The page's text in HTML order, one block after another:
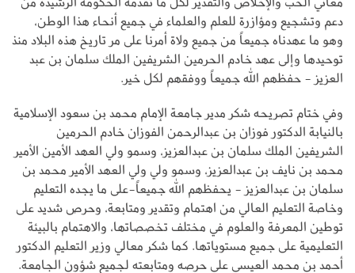
دعم وتشجيع ومؤازرة للعلم والعلماء في جميع أنحاء هذا الوطن،
وهو ما عهدناه جميعاً من جميع ولاة أمرنا على مر تاريخ هذه البلاد منذ
توحيدها وإلى عهد خادم الحرمين الشريفين الملك سلمان بن عبد
العزيز - حفظهم الله جميعاً ووفقهم لكل خير.
وفي ختام تصريحه شكر مدير جامعة الإمام محمد بن سعود الإسلامية
بالنيابة الدكتور فوزان بن عبدالرحمن الفوزان خادم الحرمين
الشريفين الملك سلمان بن عبدالعزيز، وسمو ولي العهد الأمين الأمير
محمد بن نايف بن عبدالعزيز، وسمو ولي ولي العهد الأمير محمد بن
سلمان بن عبدالعزيز - يحفظهم الله جميعاً-على ما يجده التعليم
وخاصة التعليم العالي من اهتمام وتقدير ومتابعة، وحرص شديد على
توطين المعرفة والعلوم في مختلف تخصصاتها، والاهتمام بالبيئة
التعليمية على جميع مستوياتها. كما شكر معالي وزير التعليم الدكتور
أحمد بن محمد العيسى على حرصه ومتابعته لجميع شؤون الجامعة.